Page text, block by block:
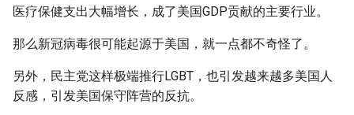
医疗保健支出大幅增长，成了美国GDP贡献的主要行业。
那么新冠病毒很可能起源于美国，就一点都不奇怪了。
另外，民主党这样极端推行LGBT，也引发越来越多美国人
反感，引发美国保守阵营的反抗。